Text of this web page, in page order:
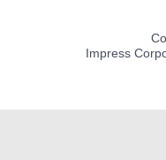
Impress